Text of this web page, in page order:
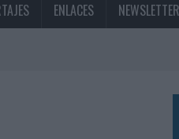
ENLACES NEWSLETTER